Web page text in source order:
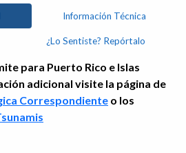
Información Técnica
¿Lo Sentiste? Repórtalo
para Puerto Rico e Islas
adicional visite la página de
Correspondiente o los